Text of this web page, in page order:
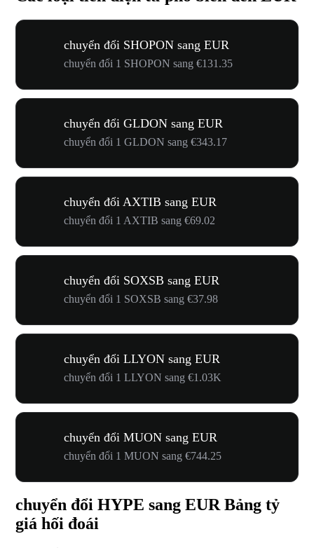
chuyển đổi SHOPON sang EUR
chuyển đổi 1 SHOPON sang €131.35
chuyển đổi GLDON sang EUR
chuyển đổi 1 GLDON sang €343.17
chuyển đổi AXTIB sang EUR
chuyển đổi 1 AXTIB sang €69.02
chuyển đổi SOXSB sang EUR
chuyển đổi 1 SOXSB sang €37.98
chuyển đổi LLYON sang EUR
chuyển đổi 1 LLYON sang €1.03K
chuyển đổi MUON sang EUR
chuyển đổi 1 MUON sang €744.25
chuyển đổi HYPE sang EUR Bảng tỷ
giá hối đoái